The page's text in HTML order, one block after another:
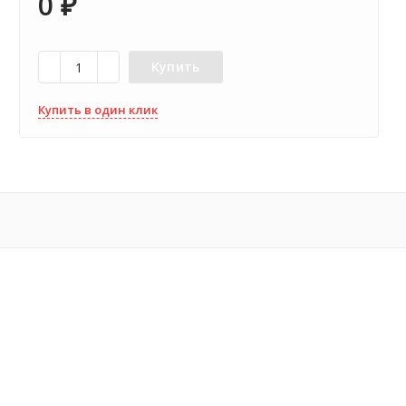
Купить
Купить в один клик